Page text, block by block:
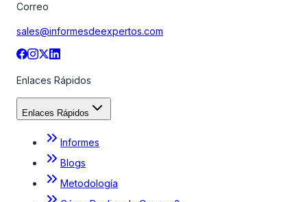
Correo
sales@informesdeexpertos.com
Enlaces Rápidos
Enlaces Rápidos
Informes
Blogs
Metodología